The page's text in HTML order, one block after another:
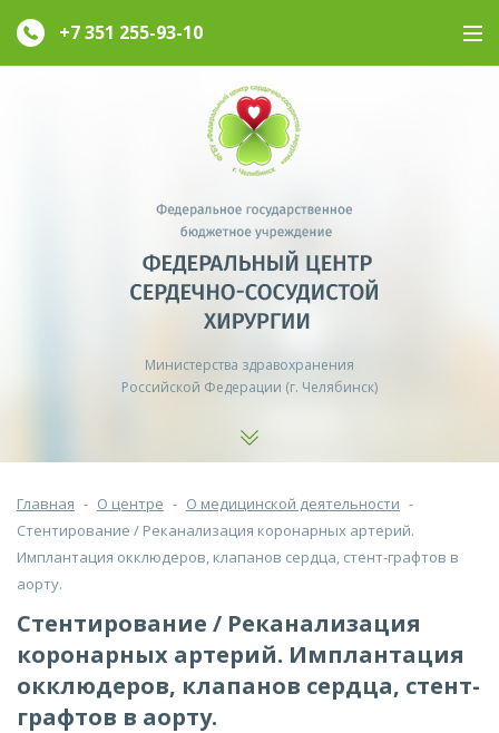
+7 351 255-93-10
Министерства здравохранения
Российской Федерации (г. Челябинск)
Главная - О центре - О медицинской деятельности -
Стентирование / Реканализация коронарных артерий.
Имплантация окклюдеров, клапанов сердца, стент-графтов в
аорту.
Стентирование / Реканализация
коронарных артерий. Имплантация
окклюдеров, клапанов сердца, стент-
графтов в аорту.